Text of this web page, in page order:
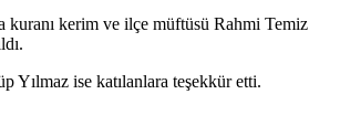
kuranı kerim ve ilçe müftüsü Rahmi Temiz
Yılmaz ise katılanlara teşekkür etti.